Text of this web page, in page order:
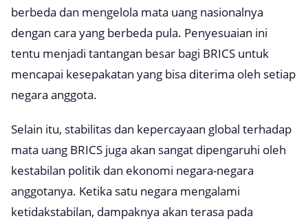
berbeda dan mengelola mata uang nasionalnya
dengan cara yang berbeda pula. Penyesuaian ini
tentu menjadi tantangan besar bagi BRICS untuk
mencapai kesepakatan yang bisa diterima oleh setiap
negara anggota.
Selain itu, stabilitas dan kepercayaan global terhadap
mata uang BRICS juga akan sangat dipengaruhi oleh
kestabilan politik dan ekonomi negara-negara
anggotanya. Ketika satu negara mengalami
ketidakstabilan, dampaknya akan terasa pada